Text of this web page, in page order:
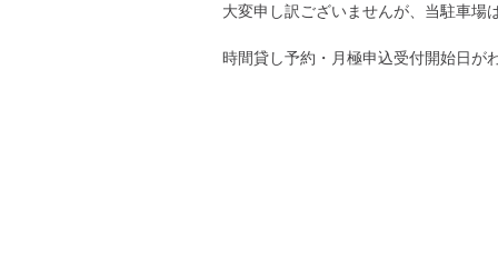
8月13日 (木)
大変申し訳ございませんが、当駐車場
時間貸し予約・月極申込受付開始日が